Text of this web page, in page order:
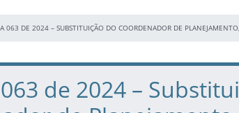
063 DE 2024 – SUBSTITUIÇÃO DO COORDENADOR DE
de 2024 –